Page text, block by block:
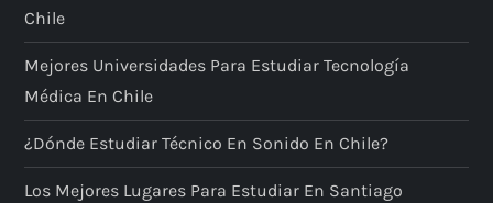
Chile
Mejores Universidades Para Estudiar Tecnología
Médica En Chile
¿Dónde Estudiar Técnico En Sonido En Chile?
Los Mejores Lugares Para Estudiar En Santiago